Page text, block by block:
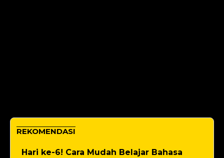
REKOMENDASI
Hari ke-6! Cara Mudah Belajar Bahasa